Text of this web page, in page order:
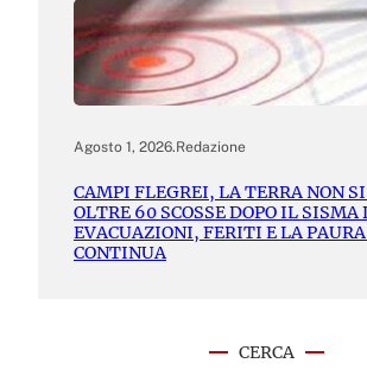
Agosto 1, 2026.Redazione
CAMPI FLEGREI, LA TERRA NON
OLTRE 60 SCOSSE DOPO IL SISMA
EVACUAZIONI, FERITI E LA
CONTINUA
CERCA